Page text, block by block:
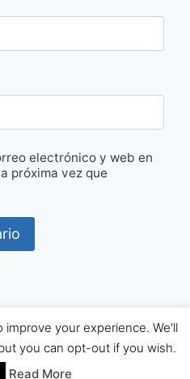
electrónico y web en
próxima vez que
JUANRA - Tema para
Kadence WP
your experience. We'll
you can opt-out if you wish.
Read More